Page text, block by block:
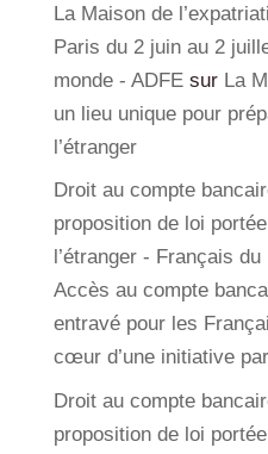
La Maison de
Paris du 2 juin au 2
monde - ADFEsur La
un lieu unique pour
l’étranger
Droit au compte
proposition de loi
l’étranger - Français
Accès au compte
entravé pour les
cœur d’une initiative
Droit au compte
proposition de loi